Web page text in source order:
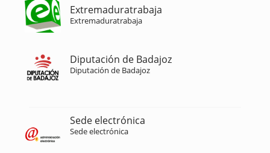
Extremaduratrabaja
Extremaduratrabaja
Diputación de Badajoz
Diputación de Badajoz
Sede electrónica
Sede electrónica